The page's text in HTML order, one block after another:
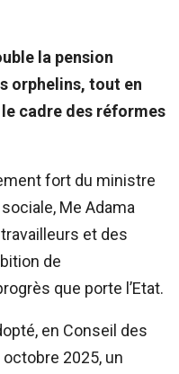
la pension
orphelins, tout en
cadre des réformes
fort du ministre
Me Adama
et des
de
que porte l’Etat.
en Conseil des
2025, un